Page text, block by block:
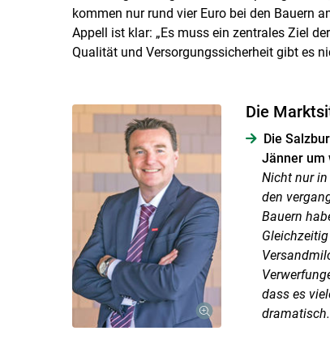
kommen nur rund vier Euro bei den Bauern
Appell ist klar: „Es muss ein zentrales Ziel
Qualität und Versorgungssicherheit gibt es
Die
Die
Jänner um
Nicht nur
den
Bauern
dass es
dramatisch.